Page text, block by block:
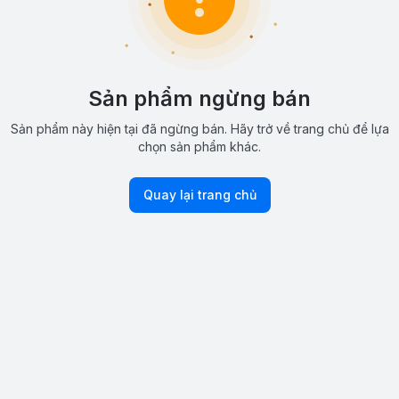
Sản phẩm ngừng bán
Sản phẩm này hiện tại đã ngừng bán. Hãy trở về trang chủ để lựa
chọn sản phẩm khác.
Quay lại trang chủ